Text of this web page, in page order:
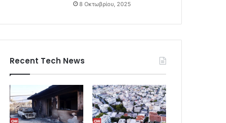
8 Οκτωβρίου, 2025
Recent Tech News